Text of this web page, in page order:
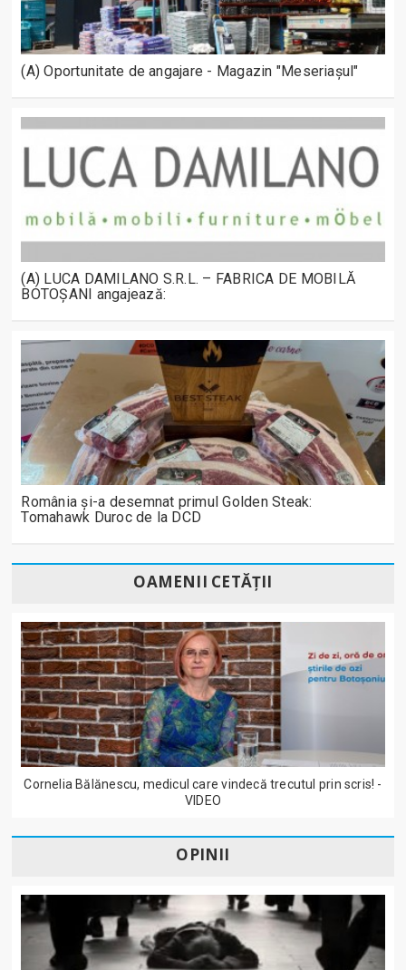
(A) Oportunitate de angajare - Magazin "Meseriașul"
(A) LUCA DAMILANO S.R.L. – FABRICA DE MOBILĂ
BOTOȘANI angajează:
România și-a desemnat primul Golden Steak:
Tomahawk Duroc de la DCD
OAMENII CETĂȚII
Cornelia Bălănescu, medicul care vindecă trecutul prin scris! -
VIDEO
OPINII